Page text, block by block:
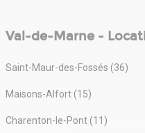
Val-de-Marne -
Saint-Maur-des-Fossés (36)
Maisons-Alfort (15)
Charenton-le-Pont (11)